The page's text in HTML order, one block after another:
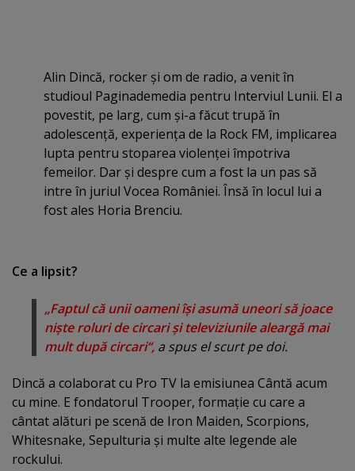
Alin Dincă, rocker şi om de radio, a venit în
studioul Paginademedia pentru Interviul Lunii. El a
povestit, pe larg, cum şi-a făcut trupă în
adolescenţă, experienţa de la Rock FM, implicarea
lupta pentru stoparea violenţei împotriva
femeilor. Dar şi despre cum a fost la un pas să
intre în juriul Vocea României. Însă în locul lui a
fost ales Horia Brenciu.
Ce a lipsit?
„Faptul că unii oameni îşi asumă uneori să joace
nişte roluri de circari şi televiziunile aleargă mai
mult după circari“, a spus el scurt pe doi.
Dincă a colaborat cu Pro TV la emisiunea Cântă acum
cu mine. E fondatorul Trooper, formaţie cu care a
cântat alături pe scenă de Iron Maiden, Scorpions,
Whitesnake, Sepulturia şi multe alte legende ale
rockului.